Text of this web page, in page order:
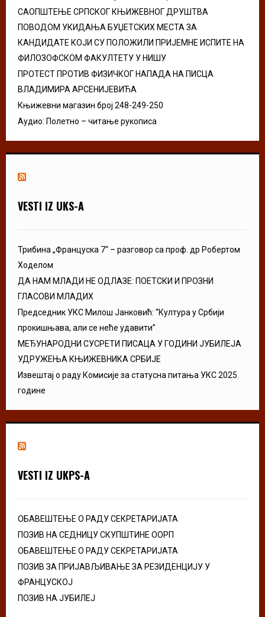
САОПШТЕЊЕ СРПСКОГ КЊИЖЕВНОГ ДРУШТВА
ПОВОДОМ УКИДАЊА БУЏЕТСКИХ МЕСТА ЗА
КАНДИДАТЕ КОЈИ СУ ПОЛОЖИЛИ ПРИЈЕМНЕ ИСПИТЕ НА
ФИЛОЗОФСКОМ ФАКУЛТЕТУ У НИШУ
ПРОТЕСТ ПРОТИВ ФИЗИЧКОГ НАПАДА НА ПИСЦА
ВЛАДИМИРА АРСЕНИЈЕВИЋА
Књижевни магазин број 248-249-250
Аудио: Полетно – читање рукописа
VESTI IZ UKS-A
Трибина „Француска 7“ – разговор са проф. др Робертом
Ходелом
ДА НАМ МЛАДИ НЕ ОДЛАЗЕ: ПОЕТСКИ И ПРОЗНИ
ГЛАСОВИ МЛАДИХ
Председник УКС Милош Јанковић: “Култура у Србији
прокишњава, али се неће удавити”
МЕЂУНАРОДНИ СУСРЕТИ ПИСАЦА У ГОДИНИ ЈУБИЛЕЈА
УДРУЖЕЊА КЊИЖЕВНИКА СРБИЈЕ
Извештај о раду Комисије за статусна питања УКС 2025.
године
VESTI IZ UKPS-A
ОБАВЕШТЕЊЕ О РАДУ СЕКРЕТАРИЈАТА
ПОЗИВ НА СЕДНИЦУ СКУПШТИНЕ ООРП
ОБАВЕШТЕЊЕ О РАДУ СЕКРЕТАРИЈАТА
ПОЗИВ ЗА ПРИЈАВЉИВАЊЕ ЗА РЕЗИДЕНЦИЈУ У
ФРАНЦУСКОЈ
ПОЗИВ НА ЈУБИЛЕЈ